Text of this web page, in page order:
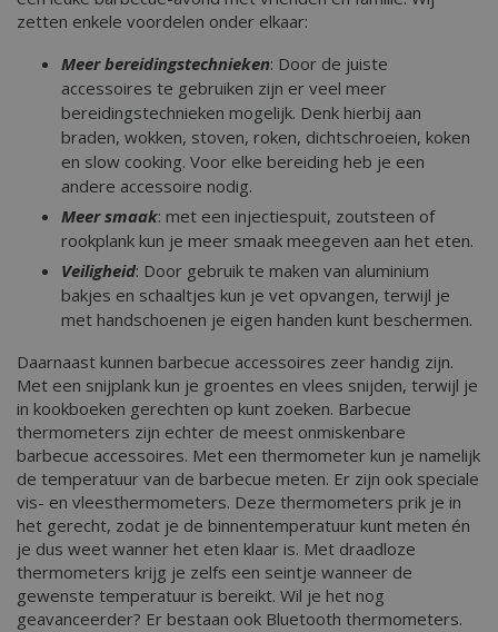
zetten enkele voordelen onder elkaar:
Meer bereidingstechnieken: Door de juiste
accessoires te gebruiken zijn er veel meer
bereidingstechnieken mogelijk. Denk hierbij aan
braden, wokken, stoven, roken, dichtschroeien, koken
en slow cooking. Voor elke bereiding heb je een
andere accessoire nodig.
Meer smaak: met een injectiespuit, zoutsteen of
rookplank kun je meer smaak meegeven aan het eten.
Veiligheid: Door gebruik te maken van aluminium
bakjes en schaaltjes kun je vet opvangen, terwijl je
met handschoenen je eigen handen kunt beschermen.
Daarnaast kunnen barbecue accessoires zeer handig zijn.
Met een snijplank kun je groentes en vlees snijden, terwijl je
in kookboeken gerechten op kunt zoeken. Barbecue
thermometers zijn echter de meest onmiskenbare
barbecue accessoires. Met een thermometer kun je namelijk
de temperatuur van de barbecue meten. Er zijn ook speciale
vis- en vleesthermometers. Deze thermometers prik je in
het gerecht, zodat je de binnentemperatuur kunt meten én
je dus weet wanner het eten klaar is. Met draadloze
thermometers krijg je zelfs een seintje wanneer de
gewenste temperatuur is bereikt. Wil je het nog
geavanceerder? Er bestaan ook Bluetooth thermometers.